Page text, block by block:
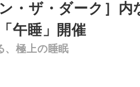
・ザ・ダーク］
午睡」開催
、極上の睡眠